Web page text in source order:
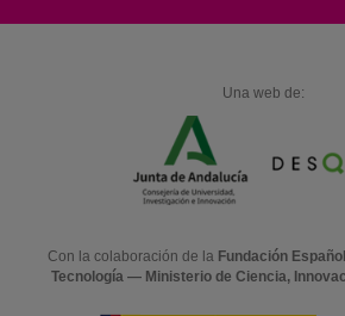
Una web de:
Con la colaboración de la Fundación
Tecnología — Ministerio de Ciencia,